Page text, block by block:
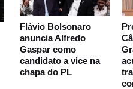
Flávio Bolsonaro
anuncia Alfredo
Gaspar como
candidato a vice na
chapa do PL